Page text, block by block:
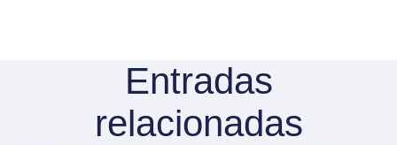
Entradas
relacionadas